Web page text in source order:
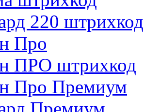
220 штрихкод
Про
ПРО штрихкод
Про Премиум